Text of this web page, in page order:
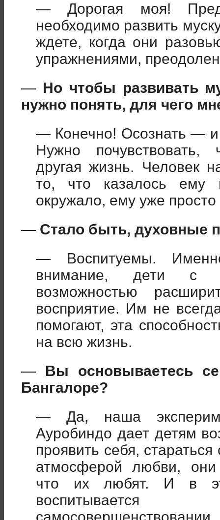
— Дорогая моя!
необходимо развить
ждете, когда они
упражнениями,
— Но чтобы развивать
нужно понять, для чего
— Конечно! Осознать — и
Нужно почувствовать,
другая жизнь. Человек
то, что казалось ему
окружало, ему уже
— Стало быть, духовные
— Воспитуемы.
внимание, дети с
возможностью
восприятие. Им не
помогают, эта
на всю жизнь.
— Вы основываетесь
Бангалоре?
— Да, наша
Ауробиндо дает детям
проявить себя,
атмосферой любви, они
что их любят. И в